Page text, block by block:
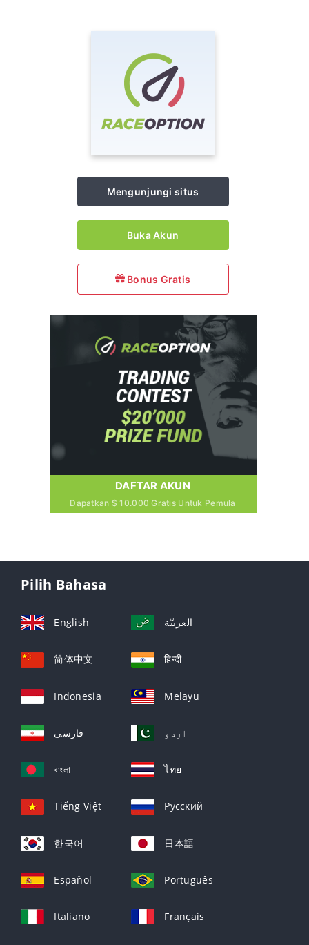
Mengunjungi situs
Buka Akun
Bonus Gratis
DAFTAR AKUN
Dapatkan $ 10.000 Gratis Untuk Pemula
Pilih Bahasa
English العربيّة
简体中文 हिन्दी
Indonesia Melayu
فارسی اردو
বাংলা ไทย
Tiếng Việt Русский
한국어 日本語
Español Português
Italiano Français